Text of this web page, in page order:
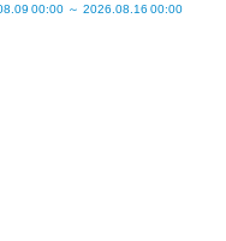
00:00 ～ 2026.08.16 00:00